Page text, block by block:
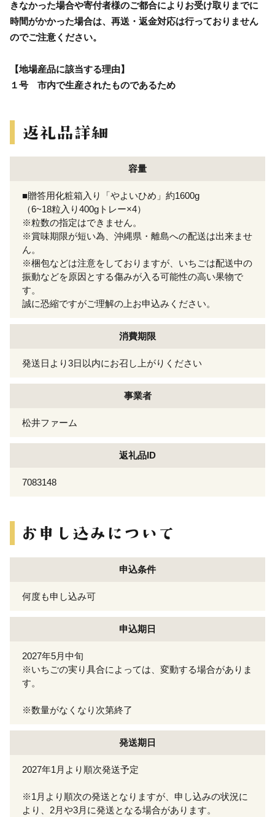
きなかった場合や寄付者様のご都合によりお受け取りまでに
時間がかかった場合は、再送・返金対応は行っておりません
のでご注意ください。
【地場産品に該当する理由】
１号 市内で生産されたものであるため
容量
■贈答用化粧箱入り「やよいひめ」約1600g
（6~18粒入り400gトレー×4）
※粒数の指定はできません。
※賞味期限が短い為、沖縄県・離島への配送は出来ませ
ん。
※梱包などは注意をしておりますが、いちごは配送中の
振動などを原因とする傷みが入る可能性の高い果物で
す。
誠に恐縮ですがご理解の上お申込みください。
消費期限
発送日より3日以内にお召し上がりください
事業者
松井ファーム
返礼品ID
7083148
申込条件
何度も申し込み可
申込期日
2027年5月中旬
※いちごの実り具合によっては、変動する場合がありま
す。
※数量がなくなり次第終了
発送期日
2027年1月より順次発送予定
※1月より順次の発送となりますが、申し込みの状況に
より、2月や3月に発送となる場合があります。